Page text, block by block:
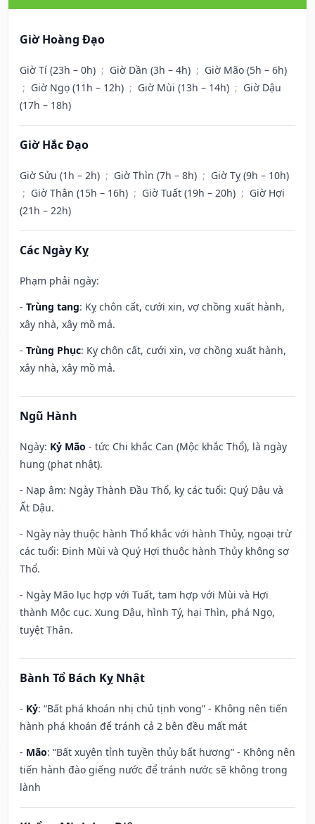
Giờ Hoàng Đạo
Giờ Tí (23h – 0h) ; Giờ Dần (3h – 4h) ; Giờ Mão (5h – 6h)
; Giờ Ngọ (11h – 12h) ; Giờ Mùi (13h – 14h) ; Giờ Dậu
(17h – 18h)
Giờ Hắc Đạo
Giờ Sửu (1h – 2h) ; Giờ Thìn (7h – 8h) ; Giờ Tỵ (9h – 10h)
; Giờ Thân (15h – 16h) ; Giờ Tuất (19h – 20h) ; Giờ Hợi
(21h – 22h)
Các Ngày Kỵ
Phạm phải ngày:
- Trùng tang: Kỵ chôn cất, cưới xin, vợ chồng xuất hành,
xây nhà, xây mồ mả.
- Trùng Phục: Kỵ chôn cất, cưới xin, vợ chồng xuất hành,
xây nhà, xây mồ mả.
Ngũ Hành
Ngày: Kỷ Mão - tức Chi khắc Can (Mộc khắc Thổ), là ngày
hung (phạt nhật).
- Nạp âm: Ngày Thành Đầu Thổ, kỵ các tuổi: Quý Dậu và
Ất Dậu.
- Ngày này thuộc hành Thổ khắc với hành Thủy, ngoại trừ
các tuổi: Đinh Mùi và Quý Hợi thuộc hành Thủy không sợ
Thổ.
- Ngày Mão lục hợp với Tuất, tam hợp với Mùi và Hợi
thành Mộc cục. Xung Dậu, hình Tý, hại Thìn, phá Ngọ,
tuyệt Thân.
Bành Tổ Bách Kỵ Nhật
- Kỷ: “Bất phá khoán nhị chủ tịnh vong” - Không nên tiến
hành phá khoán để tránh cả 2 bên đều mất mát
- Mão: “Bất xuyên tỉnh tuyền thủy bất hương” - Không nên
tiến hành đào giếng nước để tránh nước sẽ không trong
lành